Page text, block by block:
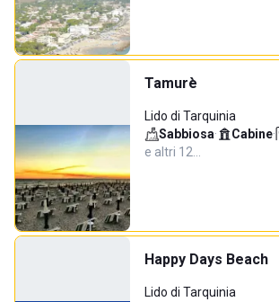
Tamurè
Lido di Tarquinia
Sabbiosa· Cabine·
e altri 12…
Happy Days Beach
Lido di Tarquinia